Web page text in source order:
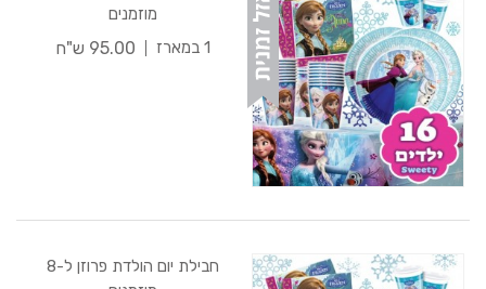
מוזמנים
1 במארז
95.00 ש"ח
חבילת יום הולדת פרוזן ל-8